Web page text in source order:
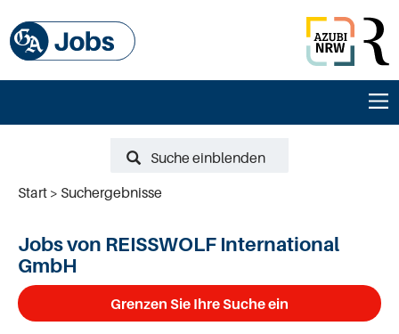
Suche einblenden
Start
Suchergebnisse
Jobs von REISSWOLF International
GmbH
Grenzen Sie Ihre Suche ein